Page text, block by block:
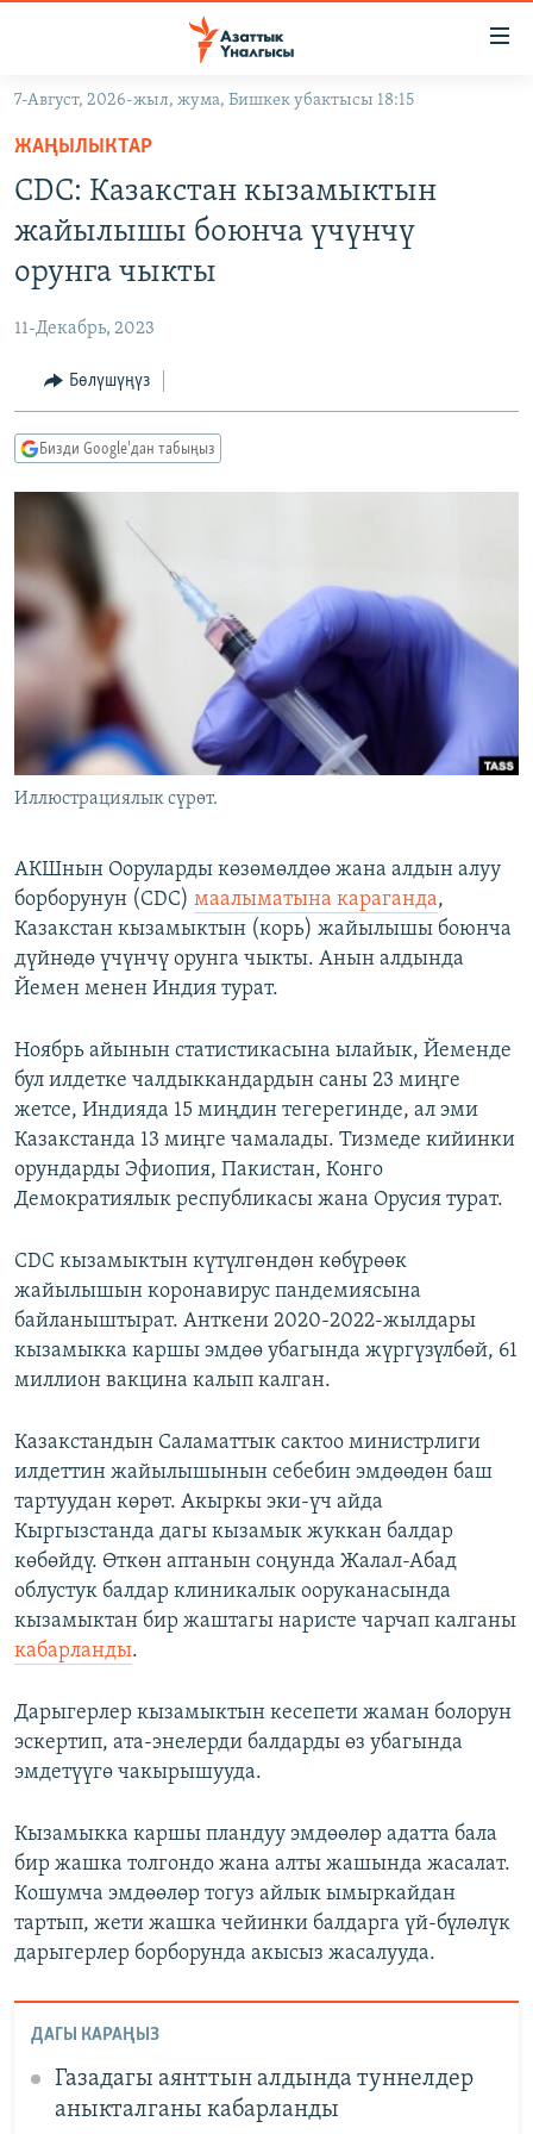
Навигацияга
өтүңүз
Издөөгө
салыңыз
МАДАНИЯТ
ТВ ПРОГРАММАЛАР
БҮГҮН АЗАТТЫКТА
ДАНИСТЕ
ЭЖЕ-СИҢДИЛЕР
АЗАТТЫК+
ЫҢГАЙСЫЗ СУРООЛОР
ПОДКАСТ
Русский
ОНЛАЙН ШЕРИНЕ
ЭЕ/АРнун бардык сайттары
7-Август, 2026-жыл, жума, Бишкек убактысы 18:15
ЖАҢЫЛЫКТАР
CDC: Казакстан кызамыктын
жайылышы боюнча үчүнчү
орунга чыкты
11-Декабрь, 2023
Бөлүшүңүз
Бизди Google'дан табыңыз
Иллюстрациялык сүрөт.
АКШнын Ооруларды көзөмөлдөө жана алдын алуу
борборунун (CDC) маалыматына караганда,
Казакстан кызамыктын (корь) жайылышы боюнча
дүйнөдө үчүнчү орунга чыкты. Анын алдында
Йемен менен Индия турат.
Ноябрь айынын статистикасына ылайык, Йеменде
бул илдетке чалдыккандардын саны 23 миңге
жетсе, Индияда 15 миңдин тегерегинде, ал эми
Казакстанда 13 миңге чамалады. Тизмеде кийинки
орундарды Эфиопия, Пакистан, Конго
Демократиялык республикасы жана Орусия турат.
CDC кызамыктын күтүлгөндөн көбүрөөк
жайылышын коронавирус пандемиясына
байланыштырат. Анткени 2020-2022-жылдары
кызамыкка каршы эмдөө убагында жүргүзүлбөй, 61
миллион вакцина калып калган.
Казакстандын Саламаттык сактоо министрлиги
илдеттин жайылышынын себебин эмдөөдөн баш
тартуудан көрөт. Акыркы эки-үч айда
Кыргызстанда дагы кызамык жуккан балдар
көбөйдү. Өткөн аптанын соңунда Жалал-Абад
облустук балдар клиникалык ооруканасында
кызамыктан бир жаштагы наристе чарчап калганы
кабарланды.
Дарыгерлер кызамыктын кесепети жаман болорун
эскертип, ата-энелерди балдарды өз убагында
эмдетүүгө чакырышууда.
Кызамыкка каршы пландуу эмдөөлөр адатта бала
бир жашка толгондо жана алты жашында жасалат.
Кошумча эмдөөлөр тогуз айлык ымыркайдан
тартып, жети жашка чейинки балдарга үй-бүлөлүк
дарыгерлер борборунда акысыз жасалууда.
ДАГЫ КАРАҢЫЗ
Газадагы аянттын алдында туннелдер
аныкталганы кабарланды